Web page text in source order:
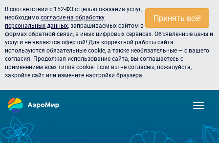
Принять всё!
В соответствии с 152-ФЗ с целью оказания услуг,
необходимосогласие на обработку
персональных данных , запрашиваемых сайтом в
формах обратной связи, в иных цифровых сервисах. Объявленные цены и
услуги не являются офертой! Для корректной работы сайта
используются обязательные cookie, а также необязательные — с вашего
согласия. Продолжая использование сайта, вы соглашаетесь с
применением всех типов cookie. Если вы не согласны, пожалуйста,
закройте сайт или измените настройки браузера.